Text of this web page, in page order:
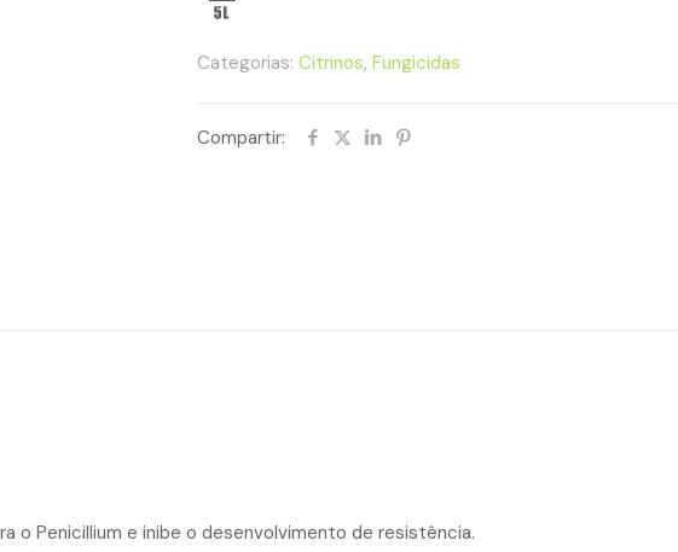
Categorias: Citrinos, Fungicidas
Compartir:
Penicillium e inibe o desenvolvimento de resistência.